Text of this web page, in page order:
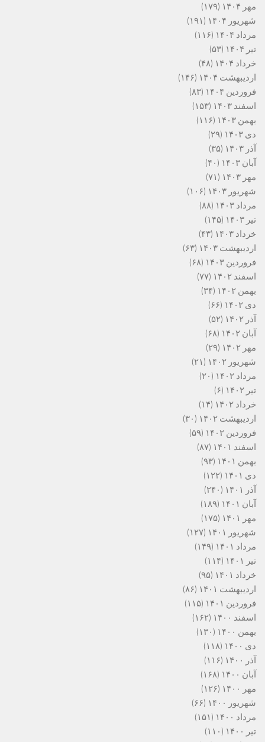
مهر ۱۴۰۴
(۱۷۹)
شهریور ۱۴۰۴
(۱۹۱)
مرداد ۱۴۰۴
(۱۱۶)
تیر ۱۴۰۴
(۵۳)
خرداد ۱۴۰۴
(۴۸)
اردیبهشت ۱۴۰۴
(۱۴۶)
فروردین ۱۴۰۴
(۸۳)
اسفند ۱۴۰۳
(۱۵۳)
بهمن ۱۴۰۳
(۱۱۶)
دی ۱۴۰۳
(۲۹)
آذر ۱۴۰۳
(۳۵)
آبان ۱۴۰۳
(۴۰)
مهر ۱۴۰۳
(۷۱)
شهریور ۱۴۰۳
(۱۰۶)
مرداد ۱۴۰۳
(۸۸)
تیر ۱۴۰۳
(۱۴۵)
خرداد ۱۴۰۳
(۴۳)
اردیبهشت ۱۴۰۳
(۶۳)
فروردین ۱۴۰۳
(۶۸)
اسفند ۱۴۰۲
(۷۷)
بهمن ۱۴۰۲
(۳۴)
دی ۱۴۰۲
(۶۶)
آذر ۱۴۰۲
(۵۲)
آبان ۱۴۰۲
(۶۸)
مهر ۱۴۰۲
(۲۹)
شهریور ۱۴۰۲
(۲۱)
مرداد ۱۴۰۲
(۲۰)
تیر ۱۴۰۲
(۶)
خرداد ۱۴۰۲
(۱۴)
اردیبهشت ۱۴۰۲
(۳۰)
فروردین ۱۴۰۲
(۵۹)
اسفند ۱۴۰۱
(۸۷)
بهمن ۱۴۰۱
(۹۳)
دی ۱۴۰۱
(۱۲۲)
آذر ۱۴۰۱
(۲۴۰)
آبان ۱۴۰۱
(۱۸۹)
مهر ۱۴۰۱
(۱۷۵)
شهریور ۱۴۰۱
(۱۲۷)
مرداد ۱۴۰۱
(۱۴۹)
تیر ۱۴۰۱
(۱۱۴)
خرداد ۱۴۰۱
(۹۵)
اردیبهشت ۱۴۰۱
(۸۶)
فروردین ۱۴۰۱
(۱۱۵)
اسفند ۱۴۰۰
(۱۶۲)
بهمن ۱۴۰۰
(۱۳۰)
دی ۱۴۰۰
(۱۱۸)
آذر ۱۴۰۰
(۱۱۶)
آبان ۱۴۰۰
(۱۶۸)
مهر ۱۴۰۰
(۱۲۶)
شهریور ۱۴۰۰
(۶۶)
مرداد ۱۴۰۰
(۱۵۱)
تیر ۱۴۰۰
(۱۱۰)